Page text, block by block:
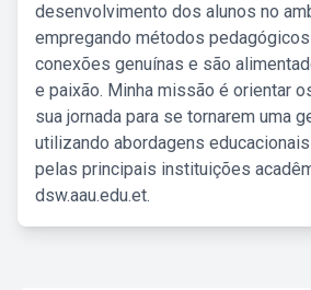
desenvolvimento dos alunos no
empregando métodos
conexões genuínas e são
e paixão. Minha missão é orientar
sua jornada para se tornarem uma
utilizando abordagens
pelas principais instituições
dsw.aau.edu.et.